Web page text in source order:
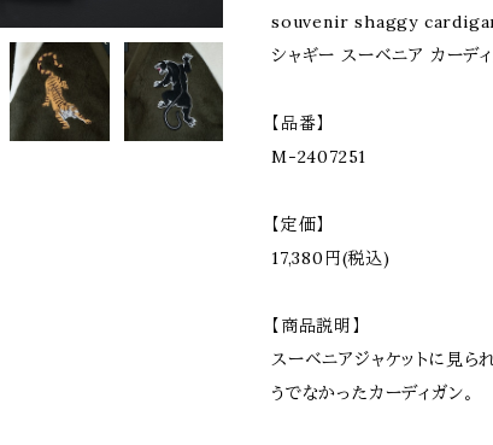
souvenir shaggy
シャギー スーベニア カーデ
【品番】
M-2407251
【定価】
17,380円(税込)
【商品説明】
スーベニアジャケットに見ら
うでなかったカーディガン。